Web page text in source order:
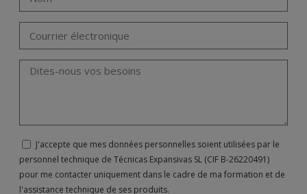
J'accepte que mes données personnelles soient utilisées par le
personnel technique de Técnicas Expansivas SL (CIF B-26220491)
pour me contacter uniquement dans le cadre de ma formation et de
l'assistance technique de ses produits.